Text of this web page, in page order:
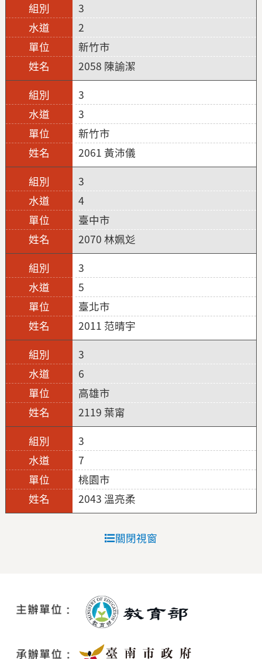
3
2
新竹市
2058 陳諭潔
3
3
新竹市
2061 黃沛儀
3
4
臺中市
2070 林姵彣
3
5
臺北市
2011 范晴宇
3
6
高雄市
2119 葉甯
3
7
桃園市
2043 溫亮柔
關閉視窗